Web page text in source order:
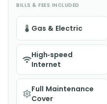
BILLS & FEES INCLUDED
Gas & Electric
High-speed
Internet
Full Maintenance
Cover